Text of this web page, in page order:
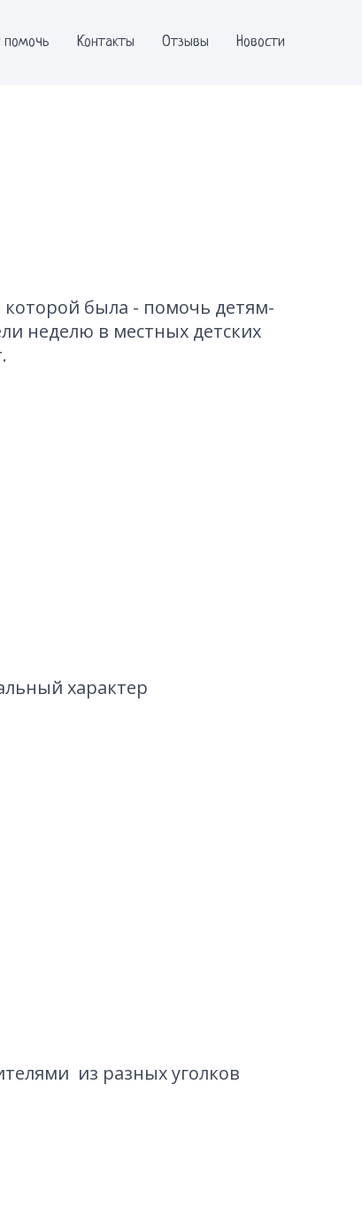
помочь Контакты Отзывы Новости
которой была - помочь детям-
неделю в местных детских
характер
из разных уголков